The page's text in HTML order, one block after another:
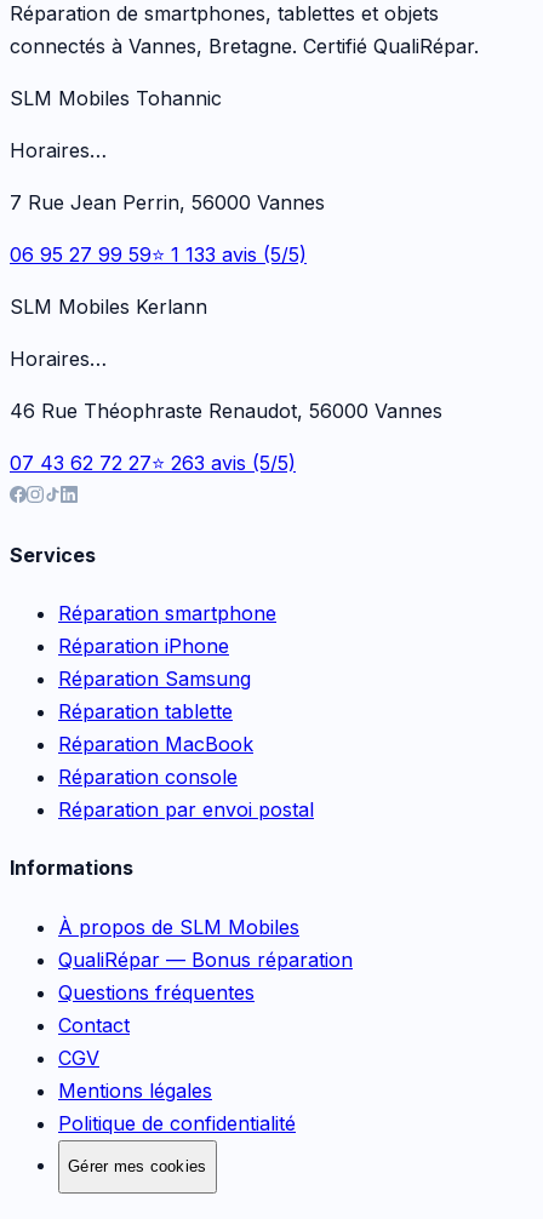
Réparation de smartphones, tablettes et objets
connectés à Vannes, Bretagne. Certifié QualiRépar.
SLM Mobiles Tohannic
Horaires…
7 Rue Jean Perrin, 56000 Vannes
06 95 27 99 59⭐ 1 133 avis (5/5)
SLM Mobiles Kerlann
Horaires…
46 Rue Théophraste Renaudot, 56000 Vannes
07 43 62 72 27⭐ 263 avis (5/5)
Services
Réparation smartphone
Réparation iPhone
Réparation Samsung
Réparation tablette
Réparation MacBook
Réparation console
Réparation par envoi postal
Informations
À propos de SLM Mobiles
QualiRépar — Bonus réparation
Questions fréquentes
Contact
CGV
Mentions légales
Politique de confidentialité
Gérer mes cookies